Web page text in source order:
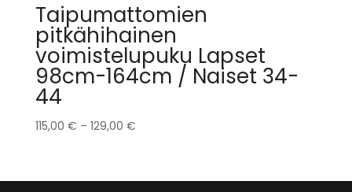
Taipumattomien
pitkähihainen
voimistelupuku Lapset
98cm-164cm / Naiset 34-
44
115,00 € – 129,00 €